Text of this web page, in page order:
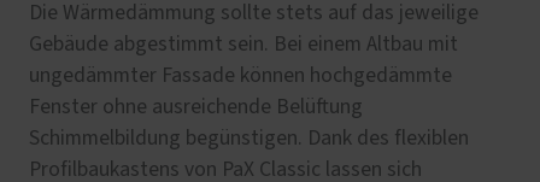
Die Wärmedämmung sollte stets auf das jeweilige
Gebäude abgestimmt sein. Bei einem Altbau mit
ungedämmter Fassade können hochgedämmte
Fenster ohne ausreichende Belüftung
Schimmelbildung begünstigen. Dank des flexiblen
Profilbaukastens von PaX Classic lassen sich